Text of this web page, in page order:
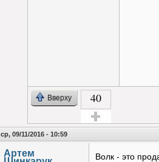
Вверху 40
Голос за!
ср, 09/11/2016 - 10:59
Артем Волк - это